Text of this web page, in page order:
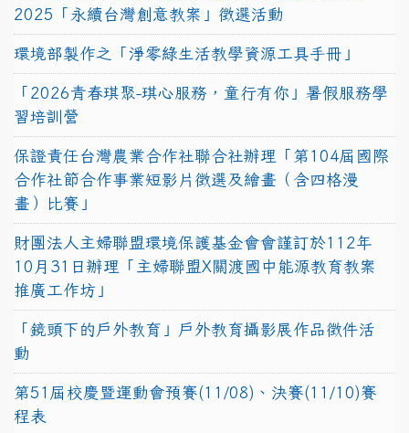
2025「永續台灣創意教案」徵選活動
環境部製作之「淨零綠生活教學資源工具手冊」
「2026青春琪聚-琪心服務，童行有你」暑假服務學
習培訓營
保證責任台灣農業合作社聯合社辦理「第104屆國際
合作社節合作事業短影片徵選及繪畫（含四格漫
畫）比賽」
財團法人主婦聯盟環境保護基金會會謹訂於112年
10月31日辦理「主婦聯盟X關渡國中能源教育教案
推廣工作坊」
「鏡頭下的戶外教育」戶外教育攝影展作品徵件活
動
第51屆校慶暨運動會預賽(11/08)、決賽(11/10)賽
程表